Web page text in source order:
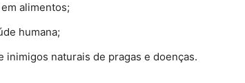
alimentos;
humana;
inimigos naturais de pragas e doenças.